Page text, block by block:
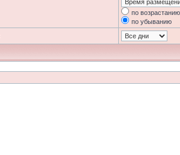
по возрастанию
по убыванию